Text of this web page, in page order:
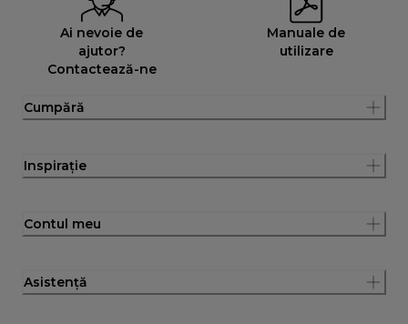
Ai nevoie de
ajutor?
Contactează-ne
Manuale de
utilizare
Cumpără
Inspirație
Contul meu
Asistență